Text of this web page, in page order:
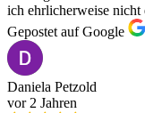
ich ehrlicherweise
Gepostet auf Google
Daniela Petzold
vor 2 Jahren